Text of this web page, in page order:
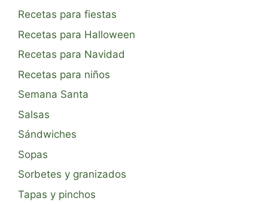
Recetas para fiestas
Recetas para Halloween
Recetas para Navidad
Recetas para niños
Semana Santa
Salsas
Sándwiches
Sopas
Sorbetes y granizados
Tapas y pinchos